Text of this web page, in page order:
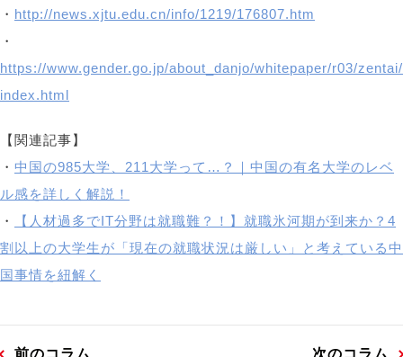
・ http://news.xjtu.edu.cn/info/1219/176807.htm
・
https://www.gender.go.jp/about_danjo/whitepaper/r03/zentai/
index.html
【関連記事】
・ 中国の985大学、211大学って…？｜中国の有名大学のレベ
ル感を詳しく解説！
・
【人材過多でIT分野は就職難？！】就職氷河期が到来か？4
割以上の大学生が「現在の就職状況は厳しい」と考えている中
国事情を紐解く
前のコラム 次のコラム